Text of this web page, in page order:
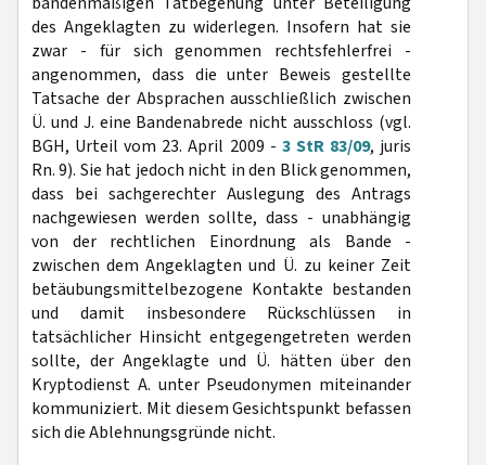
des Angeklagten zu widerlegen. Insofern hat sie
zwar - für sich genommen rechtsfehlerfrei -
angenommen, dass die unter Beweis gestellte
Tatsache der Absprachen ausschließlich zwischen
Ü. und J. eine Bandenabrede nicht ausschloss (vgl.
BGH, Urteil vom 23. April 2009 - 3 StR 83/09, juris
Rn. 9). Sie hat jedoch nicht in den Blick genommen,
dass bei sachgerechter Auslegung des Antrags
nachgewiesen werden sollte, dass - unabhängig
von der rechtlichen Einordnung als Bande -
zwischen dem Angeklagten und Ü. zu keiner Zeit
betäubungsmittelbezogene Kontakte bestanden
und damit insbesondere Rückschlüssen in
tatsächlicher Hinsicht entgegengetreten werden
sollte, der Angeklagte und Ü. hätten über den
Kryptodienst A. unter Pseudonymen miteinander
kommuniziert. Mit diesem Gesichtspunkt befassen
sich die Ablehnungsgründe nicht.